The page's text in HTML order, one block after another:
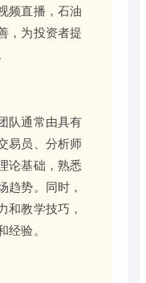
频直播，石油
，为投资者提
队通常由具有
易员、分析师
论基础，熟悉
趋势。同时，
和教学技巧，
验。